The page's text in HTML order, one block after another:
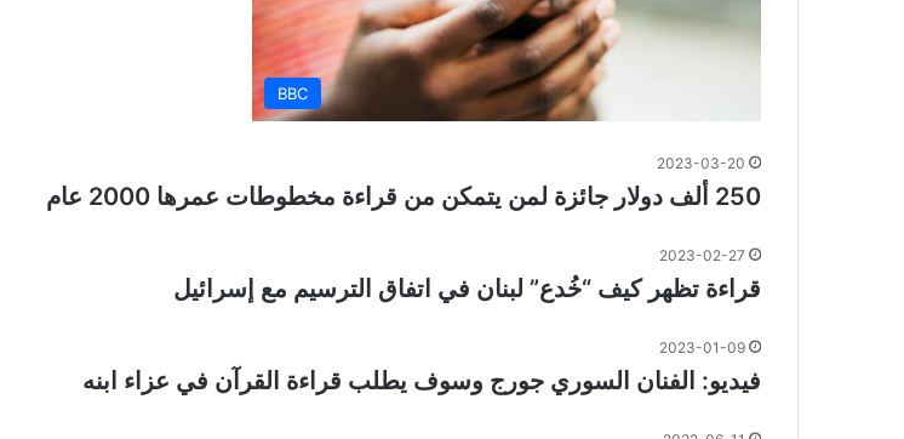
BBC
2023-03-20
250 ألف دولار جائزة لمن يتمكن من قراءة مخطوطات عمرها 2000 عام
2023-02-27
قراءة تظهر كيف “خُدع” لبنان في اتفاق الترسيم مع إسرائيل
2023-01-09
فيديو: الفنان السوري جورج وسوف يطلب قراءة القرآن في عزاء ابنه